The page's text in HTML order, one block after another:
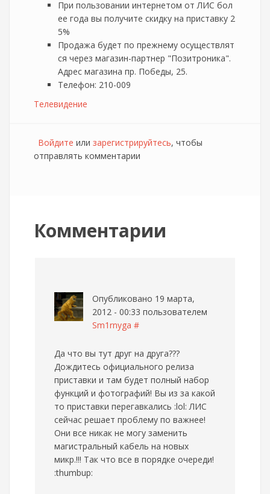
При пользовании интернетом от ЛИС бол
ее года вы получите скидку на приставку 2
5%
Продажа будет по прежнему осуществлят
ся через магазин-партнер "Позитроника".
Адрес магазина пр. Победы, 25.
Телефон: 210-009
Телевидение
Войдите или зарегистрируйтесь, чтобы
отправлять комментарии
Комментарии
Опубликовано 19 марта,
2012 - 00:33 пользователем
Sm1rnyga #
Да что вы тут друг на друга???
Дождитесь официального релиза
приставки и там будет полный набор
функций и фотографий! Вы из за какой
то приставки перегавкались :lol: ЛИС
сейчас решает проблему по важнее!
Они все никак не могу заменить
магистральный кабель на новых
микр.!!! Так что все в порядке очереди!
:thumbup: